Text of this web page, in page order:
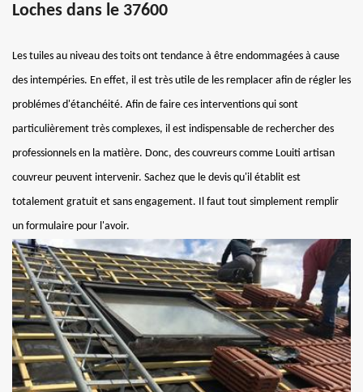
Loches dans le 37600
Les tuiles au niveau des toits ont tendance à être endommagées à cause
des intempéries. En effet, il est très utile de les remplacer afin de régler les
problémes d'étanchéité. Afin de faire ces interventions qui sont
particulièrement très complexes, il est indispensable de rechercher des
professionnels en la matière. Donc, des couvreurs comme Louiti artisan
couvreur peuvent intervenir. Sachez que le devis qu'il établit est
totalement gratuit et sans engagement. Il faut tout simplement remplir
un formulaire pour l'avoir.